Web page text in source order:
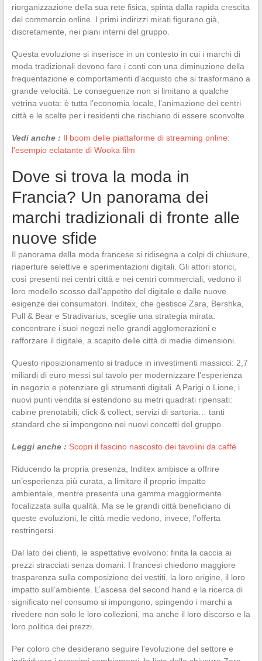
riorganizzazione della sua rete fisica, spinta dalla rapida crescita
del commercio online. I primi indirizzi mirati figurano già,
discretamente, nei piani interni del gruppo.
Questa evoluzione si inserisce in un contesto in cui i marchi di
moda tradizionali devono fare i conti con una diminuzione della
frequentazione e comportamenti d’acquisto che si trasformano a
grande velocità. Le conseguenze non si limitano a qualche
vetrina vuota: è tutta l’economia locale, l’animazione dei centri
città e le scelte per i residenti che rischiano di essere sconvolte.
Vedi anche : Il boom delle piattaforme di streaming online:
l'esempio eclatante di Wooka film
Dove si trova la moda in
Francia? Un panorama dei
marchi tradizionali di fronte alle
nuove sfide
Il panorama della moda francese si ridisegna a colpi di chiusure,
riaperture selettive e sperimentazioni digitali. Gli attori storici,
così presenti nei centri città e nei centri commerciali, vedono il
loro modello scosso dall’appetito del digitale e dalle nuove
esigenze dei consumatori. Inditex, che gestisce Zara, Bershka,
Pull & Bear e Stradivarius, sceglie una strategia mirata:
concentrare i suoi negozi nelle grandi agglomerazioni e
rafforzare il digitale, a scapito delle città di medie dimensioni.
Questo riposizionamento si traduce in investimenti massicci: 2,7
miliardi di euro messi sul tavolo per modernizzare l’esperienza
in negozio e potenziare gli strumenti digitali. A Parigi o Lione, i
nuovi punti vendita si estendono su metri quadrati ripensati:
cabine prenotabili, click & collect, servizi di sartoria… tanti
standard che si impongono nei nuovi concetti del gruppo.
Leggi anche : Scopri il fascino nascosto dei tavolini da caffè
Riducendo la propria presenza, Inditex ambisce a offrire
un’esperienza più curata, a limitare il proprio impatto
ambientale, mentre presenta una gamma maggiormente
focalizzata sulla qualità. Ma se le grandi città beneficiano di
queste evoluzioni, le città medie vedono, invece, l’offerta
restringersi.
Dal lato dei clienti, le aspettative evolvono: finita la caccia ai
prezzi stracciati senza domani. I francesi chiedono maggiore
trasparenza sulla composizione dei vestiti, la loro origine, il loro
impatto sull’ambiente. L’ascesa del second hand e la ricerca di
significato nel consumo si impongono, spingendo i marchi a
rivedere non solo le loro collezioni, ma anche il loro discorso e la
loro politica dei prezzi.
Per coloro che desiderano seguire l’evoluzione del settore e